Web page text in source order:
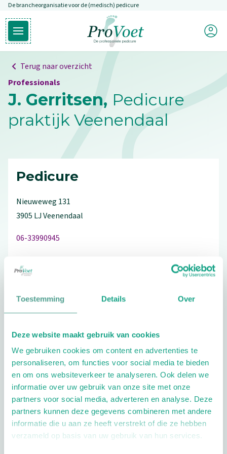
Toestemming Details Over
Deze website maakt gebruik van cookies
We gebruiken cookies om content en advertenties te
personaliseren, om functies voor social media te bieden
en om ons websiteverkeer te analyseren. Ook delen we
informatie over uw gebruik van onze site met onze
partners voor social media, adverteren en analyse. Deze
partners kunnen deze gegevens combineren met andere
informatie die u aan ze heeft verstrekt of die ze hebben
verzameld op basis van uw gebruik van hun services.
Overslaan en naar de inhoud gaan
De brancheorganisatie voor de (medisch) pedicure
Open hoofdmenu
Ga naar de homepagina
Mijn
Terug naar overzicht
Professionals
J. Gerritsen, Pedicure
praktijk Veenendaal
Pedicure
Nieuweweg 131
3905 LJVeenendaal
06-33990945
Extra opties
Openingstijden